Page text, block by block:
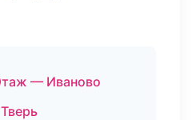
— Иваново